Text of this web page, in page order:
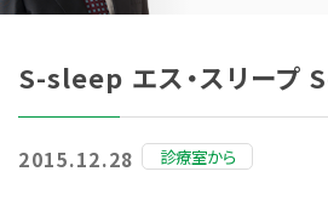
S-sleep エス・スリープ
2015.12.28 診療室から